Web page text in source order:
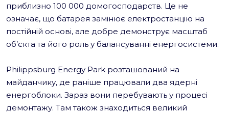
приблизно 100 000 домогосподарств. Це не
означає, що батарея замінює електростанцію на
постійній основі, але добре демонструє масштаб
об’єкта та його роль у балансуванні енергосистеми.
Philippsburg Energy Park розташований на
майданчику, де раніше працювали два ядерні
енергоблоки. Зараз вони перебувають у процесі
демонтажу. Там також знаходиться великий